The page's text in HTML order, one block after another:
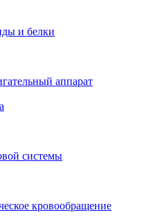
и белки
аппарат
системы
кровообращение